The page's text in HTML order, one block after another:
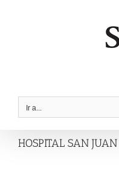
Ir a...
HOSPITAL SAN